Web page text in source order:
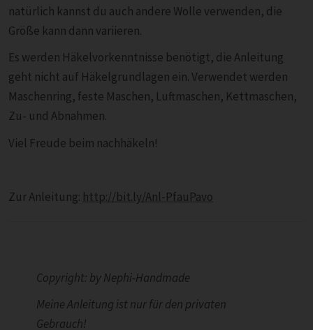
natürlich kannst du auch andere Wolle verwenden, die
Größe kann dann variieren.
Es werden Häkelvorkenntnisse benötigt, die Anleitung
geht nicht auf Häkelgrundlagen ein. Verwendet werden
Maschenring, feste Maschen, Luftmaschen, Kettmaschen,
Zu- und Abnahmen.
Viel Freude beim nachhäkeln!
Zur Anleitung: http://bit.ly/Anl-PfauPavo
Copyright: by Nephi-Handmade
Meine Anleitung ist nur für den privaten
Gebrauch!